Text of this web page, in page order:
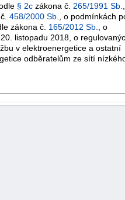
§ 2c zákona č. 265/1991 Sb.
458/2000 Sb.
, o podmínkách
zákona č. 165/2012 Sb.
, o
listopadu 2018, o
v elektroenergetice a ostatní
odběratelům ze sítí